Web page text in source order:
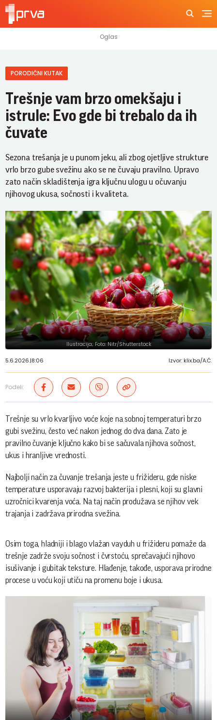
PORODIČNI KUTAK
Trešnje vam brzo omekšaju i
istrule: Evo gde bi trebalo da ih
čuvate
Sezona trešanja je u punom jeku, ali zbog ojetljive strukture
vrlo brzo gube svežinu ako se ne čuvaju pravilno. Upravo
zato način skladištenja igra ključnu ulogu u očuvanju
njihovog ukusa, sočnosti i kvaliteta.
Ilustracija; Foto: Nitr/Shutterstock
5.6.2026.|8:06 Izvor: klix.ba/A.Ć.
Podeli:
Trešnje su vrlo kvarljivo voće koje na sobnoj temperaturi brzo
gubi svežinu, često već nakon jednog do dva dana. Zato je
pravilno čuvanje ključno kako bi se sačuvala njihova sočnost,
ukus i hranljive vrednosti.
Najbolji način za čuvanje trešanja jeste u frižideru, gde niske
temperature usporavaju razvoj bakterija i plesni, koji su glavni
uzročnici kvarenja voća. Na taj način produžava se njihov vek
trajanja i zadržava prirodna svežina.
Osim toga, hladniji i blago vlažan vayduh u frižideru pomaže da
trešnje zadrže svoju sočnost i čvrstoću, sprečavajući njihovo
isušivanje i gubitak teksture. Hlađenje, takođe, usporava prirodne
procese u voću koji utiču na promenu boje i ukusa.